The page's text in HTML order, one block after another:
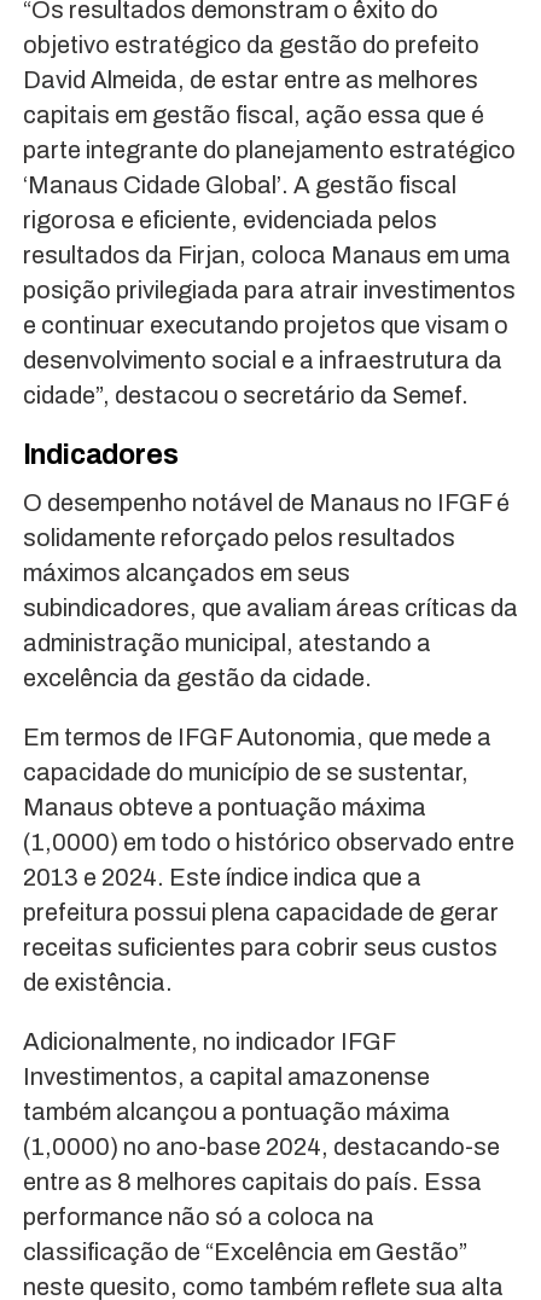
“Os resultados demonstram o êxito do
objetivo estratégico da gestão do prefeito
David Almeida, de estar entre as melhores
capitais em gestão fiscal, ação essa que é
parte integrante do planejamento estratégico
‘Manaus Cidade Global’. A gestão fiscal
rigorosa e eficiente, evidenciada pelos
resultados da Firjan, coloca Manaus em uma
posição privilegiada para atrair investimentos
e continuar executando projetos que visam o
desenvolvimento social e a infraestrutura da
cidade”, destacou o secretário da Semef.
Indicadores
O desempenho notável de Manaus no IFGF é
solidamente reforçado pelos resultados
máximos alcançados em seus
subindicadores, que avaliam áreas críticas da
administração municipal, atestando a
excelência da gestão da cidade.
Em termos de IFGF Autonomia, que mede a
capacidade do município de se sustentar,
Manaus obteve a pontuação máxima
(1,0000) em todo o histórico observado entre
2013 e 2024. Este índice indica que a
prefeitura possui plena capacidade de gerar
receitas suficientes para cobrir seus custos
de existência.
Adicionalmente, no indicador IFGF
Investimentos, a capital amazonense
também alcançou a pontuação máxima
(1,0000) no ano-base 2024, destacando-se
entre as 8 melhores capitais do país. Essa
performance não só a coloca na
classificação de “Excelência em Gestão”
neste quesito, como também reflete sua alta